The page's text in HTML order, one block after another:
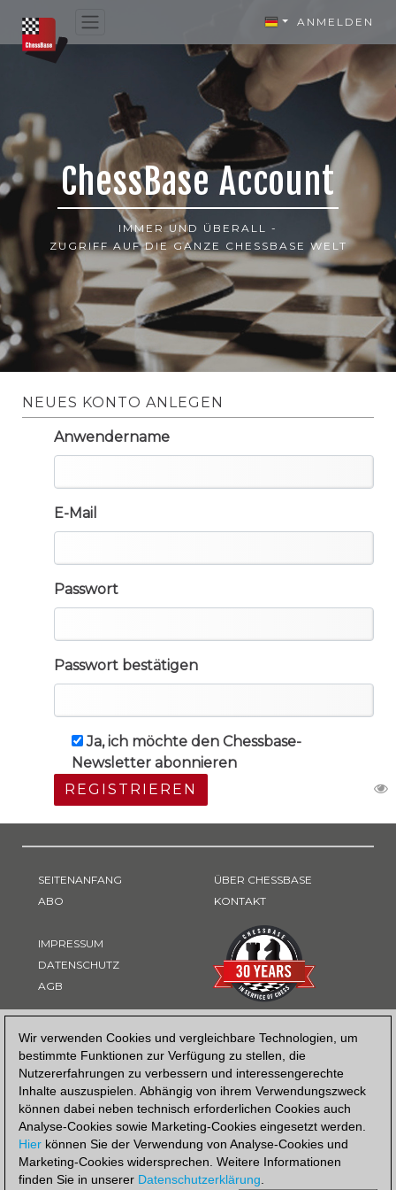
Wir verwenden Cookies und vergleichbare Technologien, um
bestimmte Funktionen zur Verfügung zu stellen, die
Nutzererfahrungen zu verbessern und interessengerechte
Inhalte auszuspielen. Abhängig von ihrem Verwendungszweck
können dabei neben technisch erforderlichen Cookies auch
Analyse-Cookies sowie Marketing-Cookies eingesetzt werden.
Hier können Sie der Verwendung von Analyse-Cookies und
Marketing-Cookies widersprechen. Weitere Informationen
finden Sie in unserer Datenschutzerklärung.
ANMELDEN
ChessBase Account
IMMER UND ÜBERALL -
ZUGRIFF AUF DIE GANZE CHESSBASE WELT
NEUES KONTO ANLEGEN
Anwendername
E-Mail
Passwort
Passwort bestätigen
Ja, ich möchte den Chessbase-
Newsletter abonnieren
REGISTRIEREN
SEITENANFANG
ABO
IMPRESSUM
DATENSCHUTZ
AGB
ÜBER CHESSBASE
KONTAKT
ZAHLUNGSART